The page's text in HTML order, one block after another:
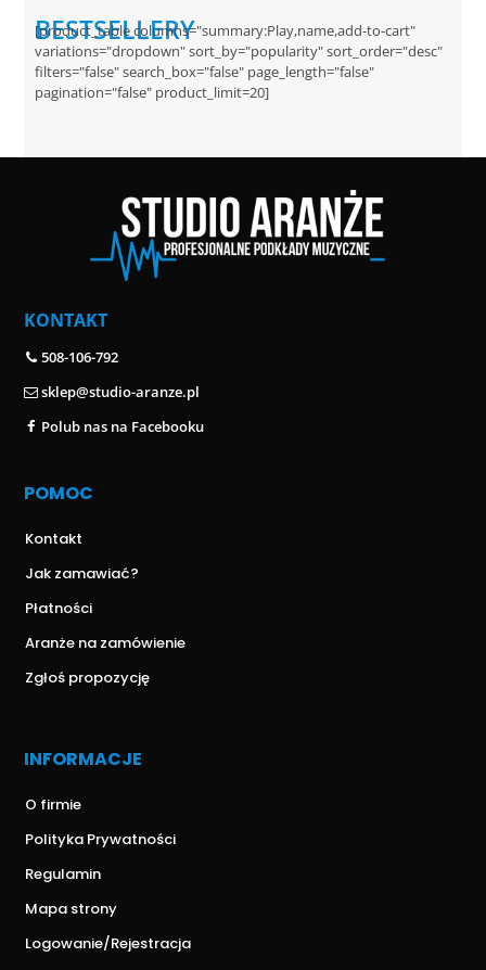
BESTSELLERY
[product_table columns="summary:Play,name,add-to-cart"
variations="dropdown" sort_by="popularity" sort_order="desc"
filters="false" search_box="false" page_length="false"
pagination="false" product_limit=20]
KONTAKT
508-106-792
sklep@studio-aranze.pl
Polub nas na Facebooku
POMOC
Kontakt
Jak zamawiać?
Płatności
Aranże na zamówienie
Zgłoś propozycję
INFORMACJE
O firmie
Polityka Prywatności
Regulamin
Mapa strony
Logowanie/Rejestracja